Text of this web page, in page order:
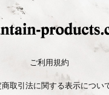
ご利用規約
取引法に関する表示につい